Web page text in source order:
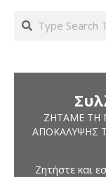
Search
ΖΗΤΆΜΕ ΤΗ
ΑΠΟΚΆΛΥΨΗΣ
Ζητήστε και